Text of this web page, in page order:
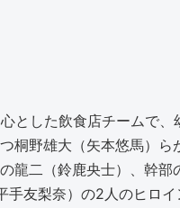
とした飲食店チームで
桐野雄大（矢本悠馬）
龍二（鈴鹿央士）、幹
友梨奈）の2人のヒロイ